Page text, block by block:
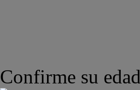
Confirme su edad